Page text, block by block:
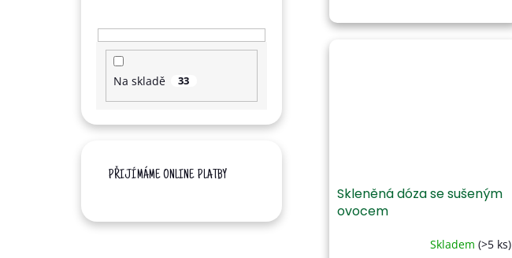
Na skladě 33
PŘIJÍMÁME ONLINE PLATBY
surovin, které vznikají s
Skleněná dóza se sušeným
ovocem
Skladem (>5 ks)